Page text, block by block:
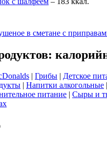
в сметане с
| Грибы | Детское
| Напитки алкогольные |
питание | Сыры и